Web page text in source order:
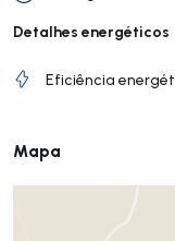
Detalhes energéticos
Eficiência
Mapa